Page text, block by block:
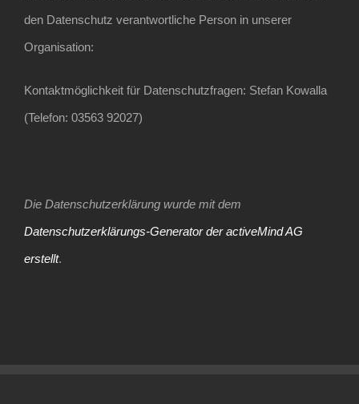
den Datenschutz verantwortliche Person in unserer
Organisation:
Kontaktmöglichkeit für Datenschutzfragen: Stefan Kowalla
(Telefon: 03563 92027)
Die Datenschutzerklärung wurde mit dem
Datenschutzerklärungs-Generator der activeMind AG
erstellt.